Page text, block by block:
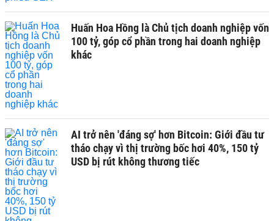
Huấn Hoa Hồng là Chủ tịch doanh nghiệp vốn
100 tỷ, góp cổ phần trong hai doanh nghiệp
khác
AI trở nên 'đáng sợ' hơn Bitcoin: Giới đầu tư
tháo chạy vì thị trường bốc hơi 40%, 150 tỷ
USD bị rút không thương tiếc